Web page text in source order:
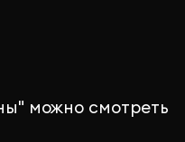
можно смотреть